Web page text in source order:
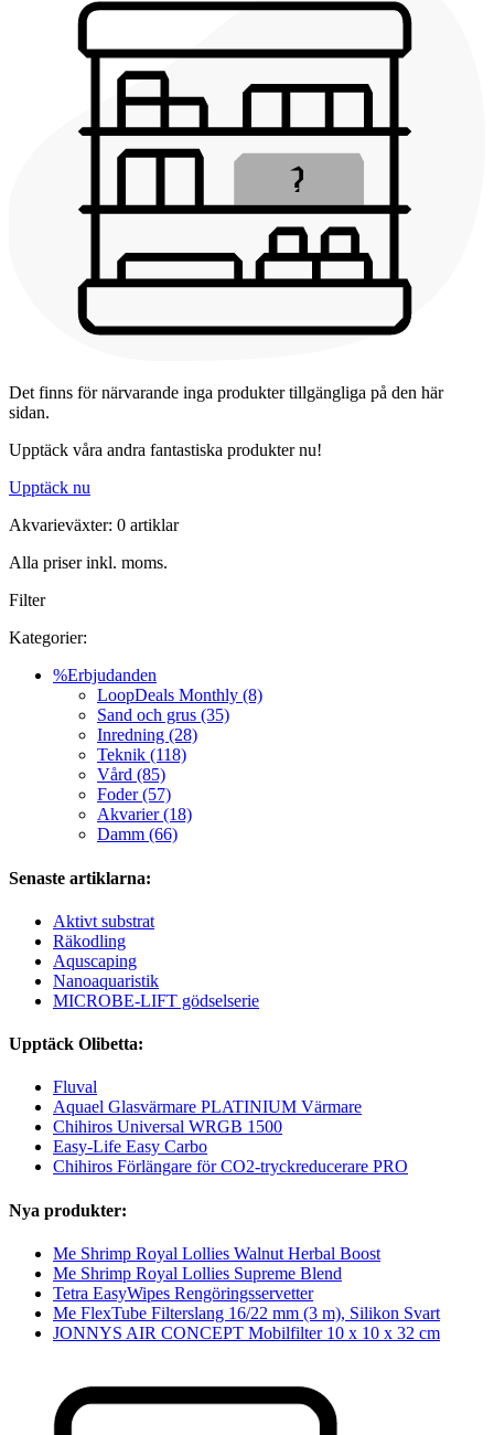
Det finns för närvarande inga produkter tillgängliga på den här
sidan.
Upptäck våra andra fantastiska produkter nu!
Upptäck nu
Akvarieväxter: 0 artiklar
Alla priser inkl. moms.
Filter
Kategorier:
%Erbjudanden
LoopDeals Monthly (8)
Sand och grus (35)
Inredning (28)
Teknik (118)
Vård (85)
Foder (57)
Akvarier (18)
Damm (66)
Senaste artiklarna:
Aktivt substrat
Räkodling
Aquscaping
Nanoaquaristik
MICROBE-LIFT gödselserie
Upptäck Olibetta:
Fluval
Aquael Glasvärmare PLATINIUM Värmare
Chihiros Universal WRGB 1500
Easy-Life Easy Carbo
Chihiros Förlängare för CO2-tryckreducerare PRO
Nya produkter:
Me Shrimp Royal Lollies Walnut Herbal Boost
Me Shrimp Royal Lollies Supreme Blend
Tetra EasyWipes Rengöringsservetter
Me FlexTube Filterslang 16/22 mm (3 m), Silikon Svart
JONNYS AIR CONCEPT Mobilfilter 10 x 10 x 32 cm